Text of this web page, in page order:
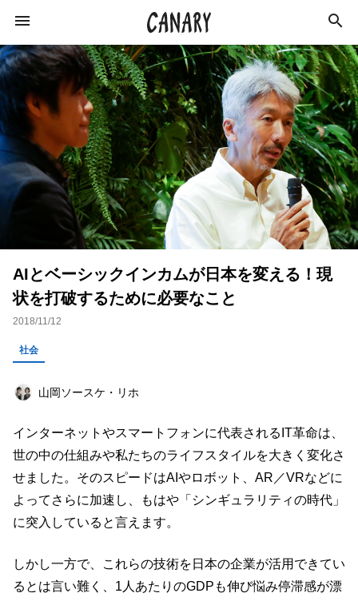
KEYWORD
キーワード
ビジネス スキルアップ 学び 社会
仕事術 ライフスタイル お金
特集 経営 カルチャー インタビュー
イベント イベントレポート
美容 オンラインサロン 投資 海外
ライフハック
キーワード一覧
AIとベーシックインカムが日本を変える！現
状を打破するために必要なこと
2018/11/12
社会
山岡ソースケ・リホ
インターネットやスマートフォンに代表されるIT革命は、
世の中の仕組みや私たちのライフスタイルを大きく変化さ
せました。そのスピードはAIやロボット、AR／VRなどに
よってさらに加速し、もはや「シンギュラリティの時代」
に突入していると言えます。
しかし一方で、これらの技術を日本の企業が活用できてい
るとは言い難く、1人あたりのGDPも伸び悩み停滞感が漂